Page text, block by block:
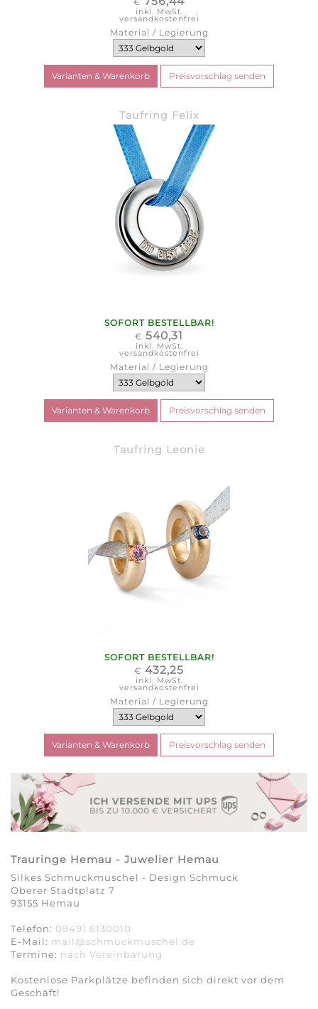
inkl. MwSt.
versandkostenfrei
Material / Legierung
Taufring Felix
SOFORT BESTELLBAR!
€ 540,31
inkl. MwSt.
versandkostenfrei
Material / Legierung
Taufring Leonie
SOFORT BESTELLBAR!
€ 432,25
inkl. MwSt.
versandkostenfrei
Material / Legierung
Trauringe Hemau - Juwelier Hemau
Silkes Schmuckmuschel - Design Schmuck
Oberer Stadtplatz 7
93155 Hemau
Telefon: 09491 6130010
E-Mail: mail@schmuckmuschel.de
Termine: nach Vereinbarung​​​​​​​
Kostenlose Parkplätze befinden sich direkt vor dem
Geschäft!